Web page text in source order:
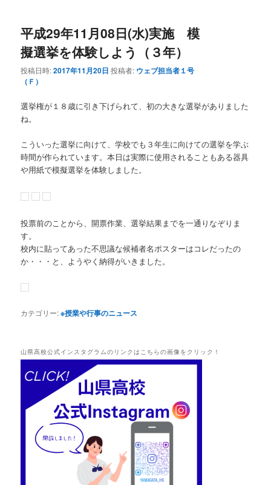
ツ
へ
動
へ
移
平成29年11月08日(水)実施 模
擬選挙を体験しよう（３年）
投稿日時:2017年11月20日 投稿者: ウェブ担当者１号
（Ｆ）
選挙権が１８歳に引き下げられて、初の大きな選挙がありました
ね。
こういった選挙に向けて、学校でも３年生に向けての選挙を学ぶ
時間が作られています。本日は実際に使用されることもある器具
や用紙で模擬選挙を体験しました。
投票前のことから、開票作業、選挙結果までを一通りなぞりま
す。
校内に貼ってあった不思議な候補者名ポスターはコレだったの
か・・・と、ようやく納得がいきました。
カテゴリー:※授業や行事のニュース
山県高校公式インスタグラムのリンクはこちらの画像をクリック！